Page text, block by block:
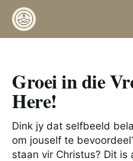
Groei in die
Here!
Dink jy dat selfbeeld
om jouself te
staan vir Christus? Dit is